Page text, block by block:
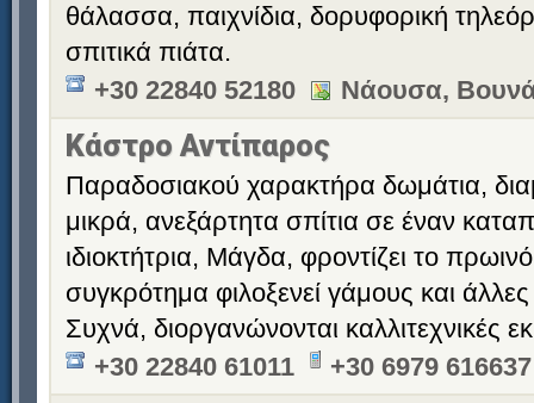
θάλασσα, παιχνίδια, δορυφορική
σπιτικά πιάτα.
+30 22840 52180
Νάουσα,
Κάστρο Αντίπαρος
Παραδοσιακού χαρακτήρα δωμάτια,
μικρά, ανεξάρτητα σπίτια σε έναν
ιδιοκτήτρια, Μάγδα, φροντίζει το
συγκρότημα φιλοξενεί γάμους και
Συχνά, διοργανώνονται καλλιτεχνικές
+30 22840 61011
+30 6979 616637